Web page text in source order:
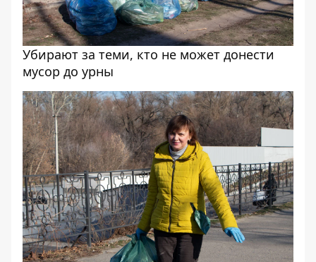
Убирают за теми, кто не может донести
мусор до урны